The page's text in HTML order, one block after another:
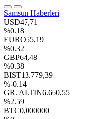
Samsun Haberleri
USD47,71
%0.18
EURO55,19
%0.32
GBP64,48
%0.38
BIST13.779,39
%-0.14
GR. ALTIN6.660,55
%2.59
BTC0,000000